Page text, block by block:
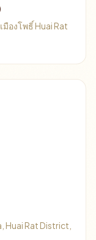
องโพธิ์ Huai Rat
Huai Rat District,